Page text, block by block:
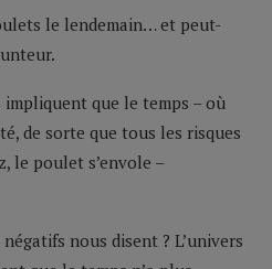
le lendemain… et peut-
que le temps – où
de sorte que tous les risques
le poulet s’envole –
nous disent ? L’univers